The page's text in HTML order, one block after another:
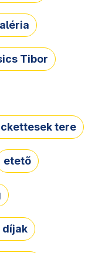
Tibor
tere
etető
díjak